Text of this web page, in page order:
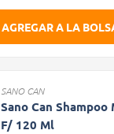
AGREGAR A LA
SANO CAN
Sano Can
F/ 120 Ml